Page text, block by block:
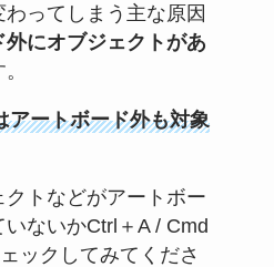
ってしまう主な原因
外にオブジェクトがあ
アートボード外も対象
トなどがアートボー
いないかCtrl＋A / Cmd
ックしてみてくださ